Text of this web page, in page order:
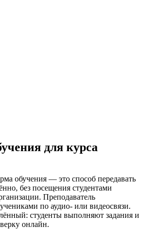
для курса
обучения — это способ передавать
без посещения студентами
Преподаватель
по аудио- или видеосвязи.
студенты выполняют задания и
онлайн.